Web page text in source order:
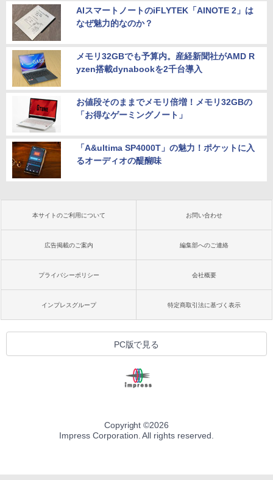
AIスマートノートのiFLYTEK「AINOTE 2」は
なぜ魅力的なのか？
メモリ32GBでも予算内。産経新聞社がAMD R
yzen搭載dynabookを2千台導入
お値段そのままでメモリ倍増！メモリ32GBの
「お得なゲーミングノート」
「A&ultima SP4000T」の魅力！ポケットに入
るオーディオの醍醐味
本サイトのご利用について お問い合わせ
広告掲載のご案内 編集部へのご連絡
プライバシーポリシー 会社概要
インプレスグループ 特定商取引法に基づく表示
PC版で見る
Copyright ©2026
Impress Corporation. All rights reserved.